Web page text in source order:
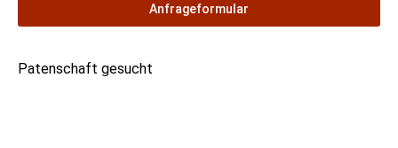
Anfrageformular
Patenschaft gesucht